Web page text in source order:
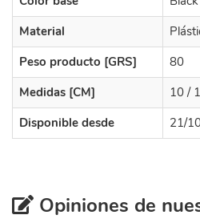
Material
Peso producto [GRS]
80
Medidas [CM]
10 /
Disponible desde
21/
Opiniones de